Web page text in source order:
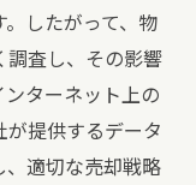
したがって、物
調査し、その影響
ターネット上の
提供するデータ
、適切な売却戦略